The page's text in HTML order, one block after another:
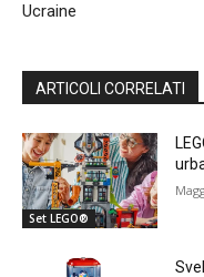
Ucraine
ARTICOLI CORRELATI
Set LEGO®